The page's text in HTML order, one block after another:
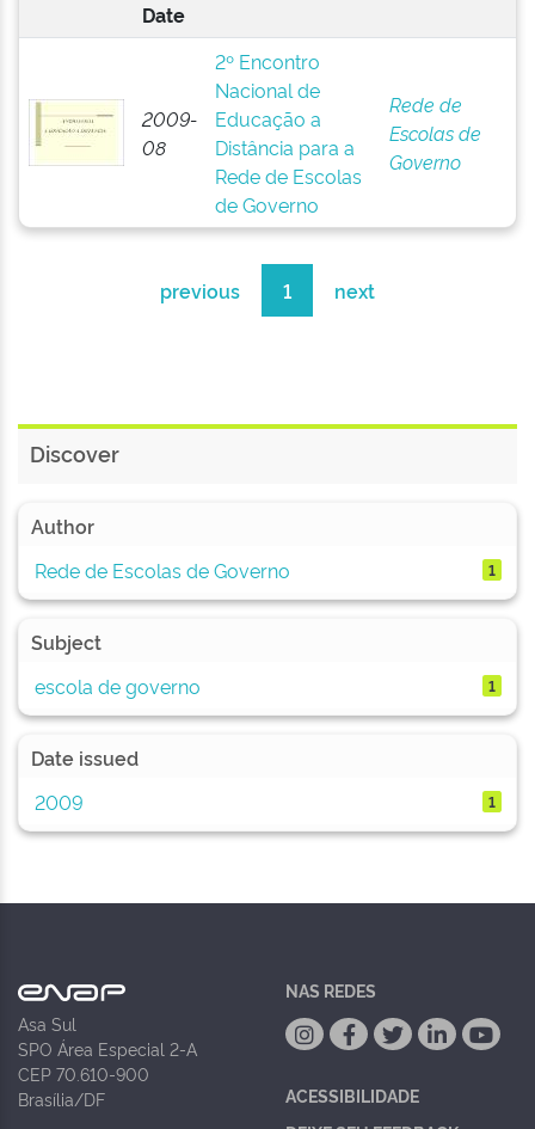
Date
2009-
08
2º Encontro
Nacional de
Educação a
Distância para a
Rede de Escolas
de Governo
Rede de
Escolas de
Governo
previous 1 next
Discover
Author
Rede de Escolas de Governo
1
Subject
escola de governo
1
Date issued
2009
1
Asa Sul
SPO Área Especial 2-A
CEP 70.610-900
Brasília/DF
NAS REDES
ACESSIBILIDADE